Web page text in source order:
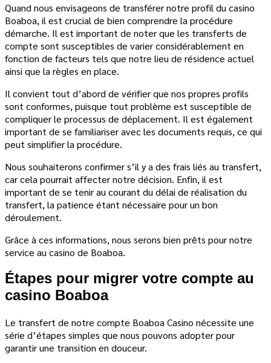
Quand nous envisageons de transférer notre profil du casino
Boaboa, il est crucial de bien comprendre la procédure
démarche. Il est important de noter que les transferts de
compte sont susceptibles de varier considérablement en
fonction de facteurs tels que notre lieu de résidence actuel
ainsi que la règles en place.
Il convient tout d’abord de vérifier que nos propres profils
sont conformes, puisque tout problème est susceptible de
compliquer le processus de déplacement. Il est également
important de se familiariser avec les documents requis, ce qui
peut simplifier la procédure.
Nous souhaiterons confirmer s’il y a des frais liés au transfert,
car cela pourrait affecter notre décision. Enfin, il est
important de se tenir au courant du délai de réalisation du
transfert, la patience étant nécessaire pour un bon
déroulement.
Grâce à ces informations, nous serons bien prêts pour notre
service au casino de Boaboa.
Étapes pour migrer votre compte au
casino Boaboa
Le transfert de notre compte Boaboa Casino nécessite une
série d’étapes simples que nous pouvons adopter pour
garantir une transition en douceur.